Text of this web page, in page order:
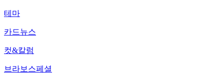
테마
카드뉴스
컷&칼럼
브라보스페셜